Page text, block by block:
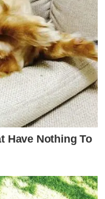
Have Nothing To